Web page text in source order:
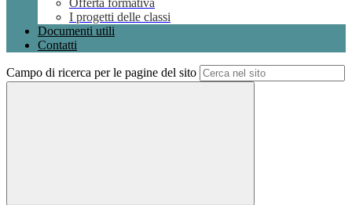
Offerta formativa
I progetti delle classi
Documenti utili
Contatti
Campo di ricerca per le pagine del sito